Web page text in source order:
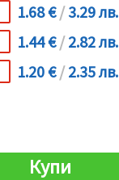
1.68 €/3.29 лв.
1.44 €/2.82 лв.
1.20 €/2.35 лв.
Купи